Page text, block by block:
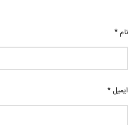
نام*
ایمیل*